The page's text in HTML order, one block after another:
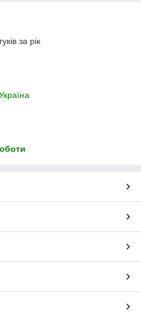
ажурних топів і
прикрас.
досить вимоглива до
Вона буває слизькій і
впорається, винагородить
за рік